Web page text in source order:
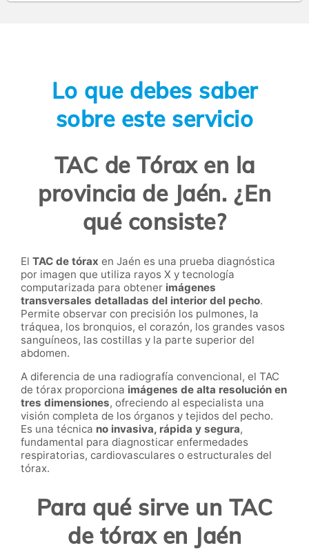
Lo que debes saber
sobre este servicio
TAC de Tórax en la
provincia de Jaén. ¿En
qué consiste?
El TAC de tórax en Jaén es una prueba diagnóstica
por imagen que utiliza rayos X y tecnología
computarizada para obtener imágenes
transversales detalladas del interior del pecho.
Permite observar con precisión los pulmones, la
tráquea, los bronquios, el corazón, los grandes vasos
sanguíneos, las costillas y la parte superior del
abdomen.
A diferencia de una radiografía convencional, el TAC
de tórax proporciona imágenes de alta resolución en
tres dimensiones, ofreciendo al especialista una
visión completa de los órganos y tejidos del pecho.
Es una técnica no invasiva, rápida y segura,
fundamental para diagnosticar enfermedades
respiratorias, cardiovasculares o estructurales del
tórax.
Para qué sirve un TAC
de tórax en Jaén